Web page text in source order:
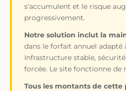
s'accumulent et le risque
progressivement.
Notre solution inclut la
dans le forfait annuel adapté
Infrastructure stable,
forcée. Le site fonctionne de
Tous les montants de cette